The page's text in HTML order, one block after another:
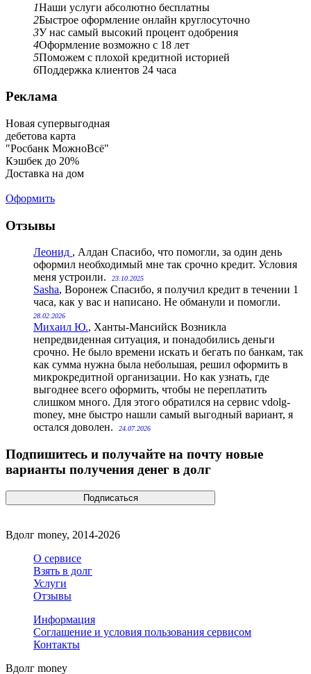
1Наши услуги абсолютно бесплатны
2Быстрое оформление онлайн круглосуточно
3У нас самый высокий процент одобрения
4Оформление возможно с 18 лет
5Поможем с плохой кредитной историей
6Поддержка клиентов 24 часа
Реклама
Новая супервыгодная
дебетова карта
"Росбанк МожноВсё"
Кэшбек до 20%
Доставка на дом
Оформить
Отзывы
Леонид , Алдан Спасибо, что помогли, за один день
оформил необходимый мне так срочно кредит. Условия
меня устроили.
23.10.2025
Sasha, Воронеж Спасибо, я получил кредит в течении 1
часа, как у вас и написано. Не обманули и помогли.
28.02.2026
Михаил Ю., Ханты-Мансийск Возникла
непредвиденная ситуация, и понадобились деньги
срочно. Не было времени искать и бегать по банкам, так
как сумма нужна была небольшая, решил оформить в
микрокредитной организации. Но как узнать, где
выгоднее всего оформить, чтобы не переплатить
слишком много. Для этого обратился на сервис vdolg-
money, мне быстро нашли самый выгодный вариант, я
остался доволен.
24.07.2026
Подпишитесь и получайте на почту новые
варианты получения денег в долг
Вдолг money, 2014-2026
О сервисе
Взять в долг
Услуги
Отзывы
Информация
Соглашение и условия пользования сервисом
Контакты
Вдолг money